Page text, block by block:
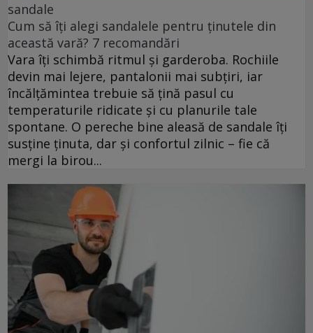
sandale
Cum să îți alegi sandalele pentru ținutele din
această vară? 7 recomandări
Vara îți schimbă ritmul și garderoba. Rochiile
devin mai lejere, pantalonii mai subțiri, iar
încălțămintea trebuie să țină pasul cu
temperaturile ridicate și cu planurile tale
spontane. O pereche bine aleasă de sandale îți
susține ținuta, dar și confortul zilnic – fie că
mergi la birou...